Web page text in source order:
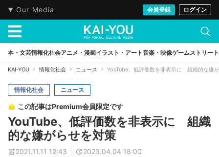
Our Media 会員登録 ログイン
本・文芸情報化社会アニメ・漫画イラスト・アート音楽・映像ゲームストリート
KAI-YOU 情報化社会 ニュース YouTube、低評価数を非表示に 組織的な嫌
情報化社会 ニュース
この記事はPremium会員限定です
YouTube、低評価数を非表示に 組織
的な嫌がらせを対策
2021.11.11 12:43
2023.04.04 18:00